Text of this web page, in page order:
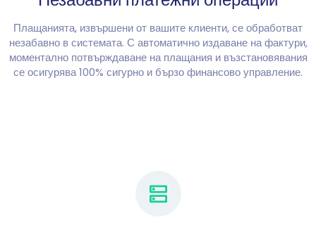
Плащанията, извършени от вашите клиенти, се обработват
незабавно в системата. С автоматично издаване на фактури,
моментално потвърждаване на плащания и възстановявания
се осигурява 100% сигурно и бързо финансово управление.